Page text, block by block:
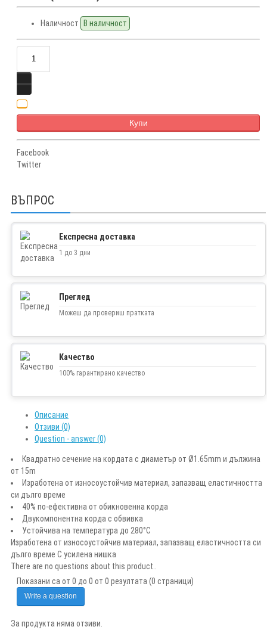
Наличност В наличност
Купи
Facebook
Twitter
ВЪПРОС
Експресна доставка
1 до 3 дни
Преглед
Можеш да провериш пратката
Качество
100% гарантирано качество
Описание
Отзиви (0)
Question - answer (0)
Квадратно сечение на кордата с диаметър от Ø1.65mm и дължина
от 15m
Изработена от износоустойчив материал, запазващ еластичността
си дълго време
40% по-ефективна от обикновенна корда
Двукомпонентна корда с обвивка
Устойчива на температура до 280°C
Изработена от износоустойчив материал, запазващ еластичността си
дълго време С усилена нишка
There are no questions about this product..
Показани са от 0 до 0 от 0 резултата (0 страници)
Write a question
За продукта няма отзиви.